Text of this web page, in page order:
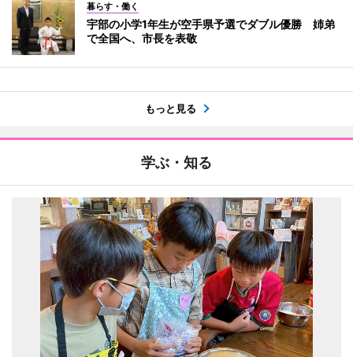
暮らす・働く
宇部の小学1年生が空手県予選でダブル優勝 姉弟
で全国へ、市長を表敬
もっと見る
学ぶ・知る